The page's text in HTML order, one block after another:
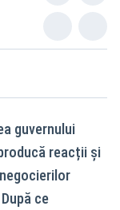
guvernului
reacții și
ce